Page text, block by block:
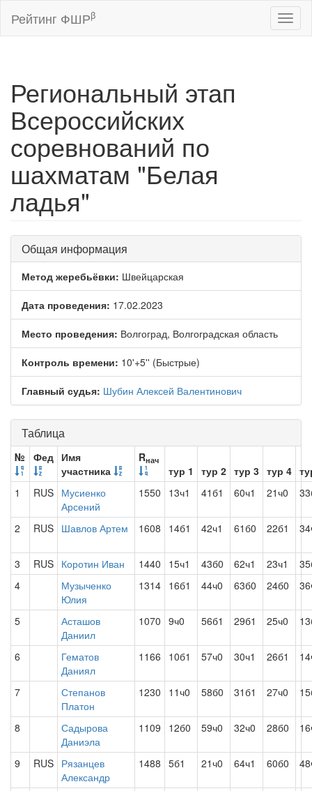
Рейтинг ФШРβ
Региональный этап
Всероссийских
соревнований по
шахматам "Белая
ладья"
Общая информация
Метод жеребьёвки: Швейцарская
Дата проведения: 17.02.2023
Место проведения: Волгоград, Волгоградская область
Контроль времени: 10'+5'' (Быстрые)
Главный судья: Шубин Алексей Валентинович
Таблица
№ Фед Имя
участника
Rнач
тур 1 тур 2 тур 3 тур 4
1
RUS Мусиенко
Арсений
1550 13ч1 41б1 60ч1 21ч0
2 RUS Шавлов Артем 1608 14б1 42ч1 61б0 22б1
3 RUS Коротин Иван 1440 15ч1 43б0 62ч1 23ч1
4
Музыченко
Юлия
1314 16б1 44ч0 63б0 24б0
5
Асташов
Даниил
1070 9ч0 56б1 29б1 25ч0
6
Гематов
Даниял
1166 10б1 57ч0 30ч1 26б1
7
Степанов
Платон
1230 11ч0 58б0 31б1 27ч0
8
Садырова
Даниэла
1109 12б0 59ч0 32ч0 28б0
9 RUS Рязанцев
Александр
1488 5б1 21ч0 64ч1 60б0